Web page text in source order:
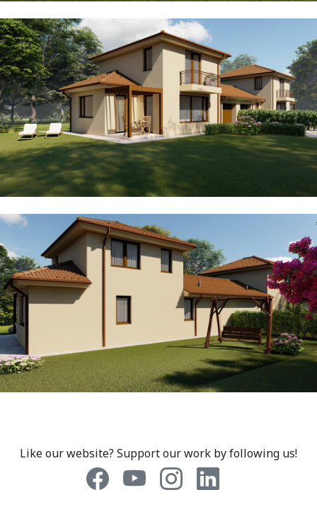
Like our website? Support our work by following us!